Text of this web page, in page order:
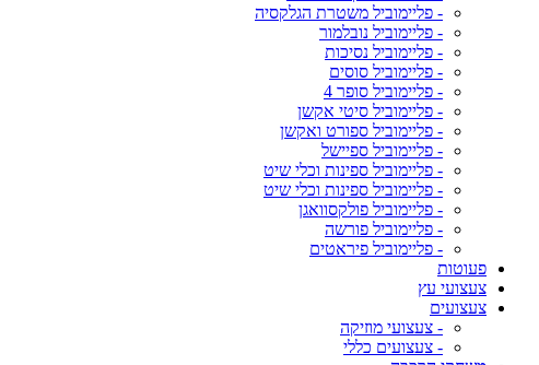
- פליימוביל משטרת הגלקסיה
- פליימוביל נובלמור
- פליימוביל נסיכות
- פליימוביל סוסים
- פליימוביל סופר 4
- פליימוביל סיטי אקשן
- פליימוביל ספורט ואקשן
- פליימוביל ספיישל
- פליימוביל ספינות וכלי שיט
- פליימוביל ספינות וכלי שיט
- פליימוביל פולקסוואגן
- פליימוביל פורשה
- פליימוביל פיראטים
פעוטות
צעצועי עץ
צעצועים
- צעצועי מוזיקה
- צעצועים כללי